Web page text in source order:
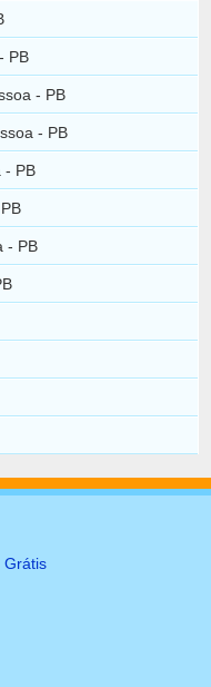
PB
- PB
- PB
- PB
- PB
Grátis